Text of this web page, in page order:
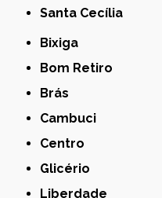
Santa Cecília
Bixiga
Bom Retiro
Brás
Cambuci
Centro
Glicério
Liberdade